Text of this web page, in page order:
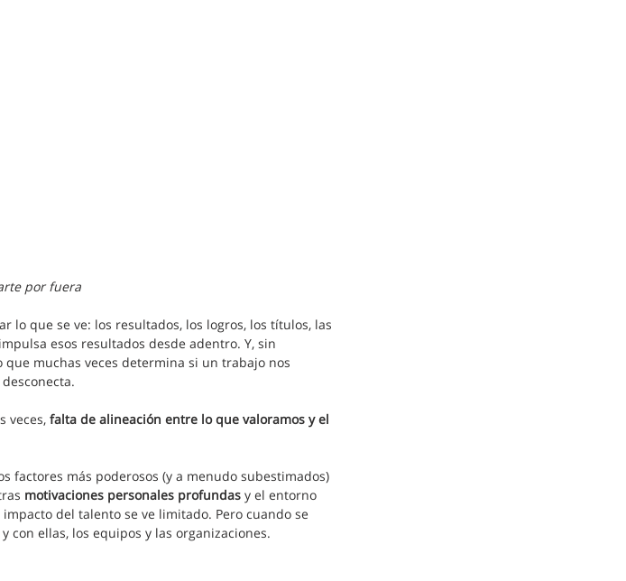
por fuera
lo que se ve: los resultados, los logros, los títulos, las
esos resultados desde adentro. Y, sin
muchas veces determina si un trabajo nos
veces, falta de alineación entre lo que valoramos y el
factores más poderosos (y a menudo subestimados)
motivaciones personales profundas y el entorno
del talento se ve limitado. Pero cuando se
con ellas, los equipos y las organizaciones.